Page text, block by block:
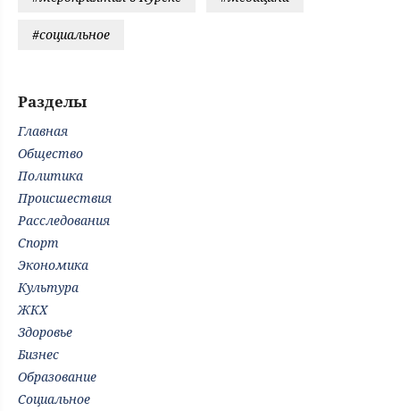
#социальное
Разделы
Главная
Общество
Политика
Происшествия
Расследования
Спорт
Экономика
Культура
ЖКХ
Здоровье
Бизнес
Образование
Социальное